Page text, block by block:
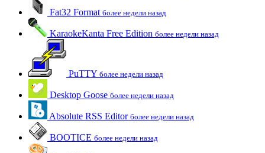
Fat32 Format более недели назад
KaraokeKanta Free Edition более недели назад
PuTTY более недели назад
Desktop Goose более недели назад
Absolute RSS Editor более недели назад
BOOTICE более недели назад